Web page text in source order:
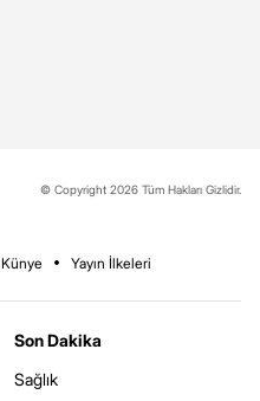
© Copyright 2026 Tüm Hakları Gizlidir.
Künye Yayın İlkeleri
Son Dakika
Sağlık